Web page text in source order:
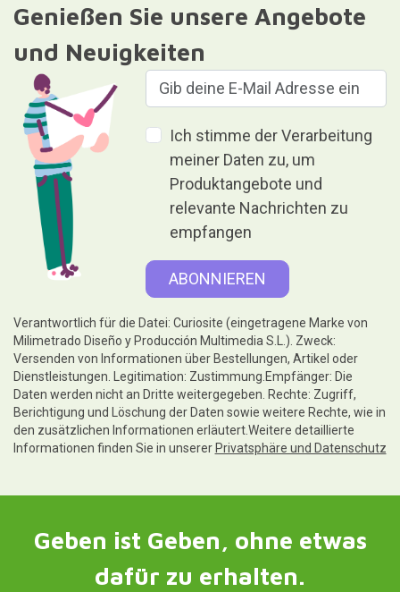
Genießen Sie unsere Angebote
und Neuigkeiten
Ich stimme der Verarbeitung
meiner Daten zu, um
Produktangebote und
relevante Nachrichten zu
empfangen
Verantwortlich für die Datei: Curiosite (eingetragene Marke von
Milimetrado Diseño y Producción Multimedia S.L.). Zweck:
Versenden von Informationen über Bestellungen, Artikel oder
Dienstleistungen. Legitimation: Zustimmung.Empfänger: Die
Daten werden nicht an Dritte weitergegeben. Rechte: Zugriff,
Berichtigung und Löschung der Daten sowie weitere Rechte, wie in
den zusätzlichen Informationen erläutert.Weitere detaillierte
Informationen finden Sie in unserer Privatsphäre und Datenschutz
Geben ist Geben, ohne etwas
dafür zu erhalten.